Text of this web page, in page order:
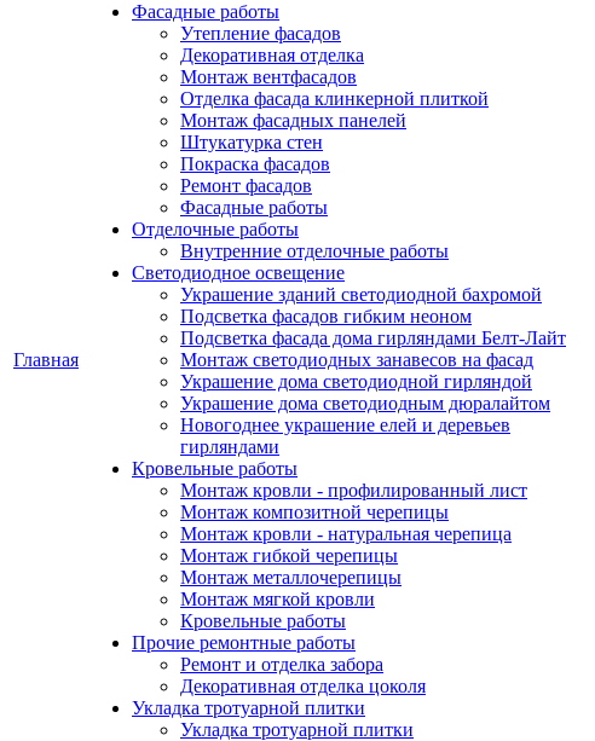
Главная
Фасадные работы
Утепление фасадов
Декоративная отделка
Монтаж вентфасадов
Отделка фасада клинкерной плиткой
Монтаж фасадных панелей
Штукатурка стен
Покраска фасадов
Ремонт фасадов
Фасадные работы
Отделочные работы
Внутренние отделочные работы
Светодиодное освещение
Украшение зданий светодиодной бахромой
Подсветка фасадов гибким неоном
Подсветка фасада дома гирляндами Белт-Лайт
Монтаж светодиодных занавесов на фасад
Украшение дома светодиодной гирляндой
Украшение дома светодиодным дюралайтом
Новогоднее украшение елей и деревьев
гирляндами
Кровельные работы
Монтаж кровли - профилированный лист
Монтаж композитной черепицы
Монтаж кровли - натуральная черепица
Монтаж гибкой черепицы
Монтаж металлочерепицы
Монтаж мягкой кровли
Кровельные работы
Прочие ремонтные работы
Ремонт и отделка забора
Декоративная отделка цоколя
Укладка тротуарной плитки
Укладка тротуарной плитки